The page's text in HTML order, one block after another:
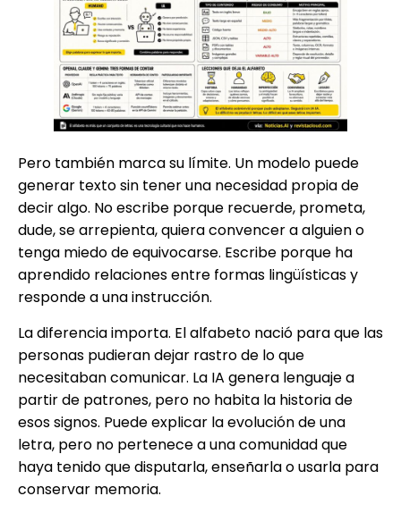
Pero también marca su límite. Un modelo puede
generar texto sin tener una necesidad propia de
decir algo. No escribe porque recuerde, prometa,
dude, se arrepienta, quiera convencer a alguien o
tenga miedo de equivocarse. Escribe porque ha
aprendido relaciones entre formas lingüísticas y
responde a una instrucción.
La diferencia importa. El alfabeto nació para que las
personas pudieran dejar rastro de lo que
necesitaban comunicar. La IA genera lenguaje a
partir de patrones, pero no habita la historia de
esos signos. Puede explicar la evolución de una
letra, pero no pertenece a una comunidad que
haya tenido que disputarla, enseñarla o usarla para
conservar memoria.